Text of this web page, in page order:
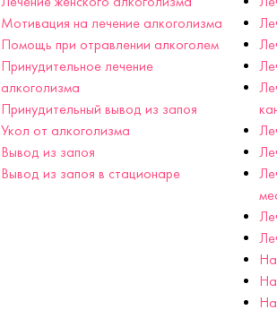
Мотивация на лечение алкоголизма
Помощь при отравлении алкоголем
Принудительное лечение
алкоголизма
Принудительный вывод из запоя
Укол от алкоголизма
Вывод из запоя
Вывод из запоя в стационаре